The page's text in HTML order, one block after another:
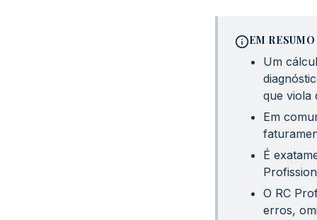
EM RESUMO
Um
que viola
Em
É
O RC
erros,